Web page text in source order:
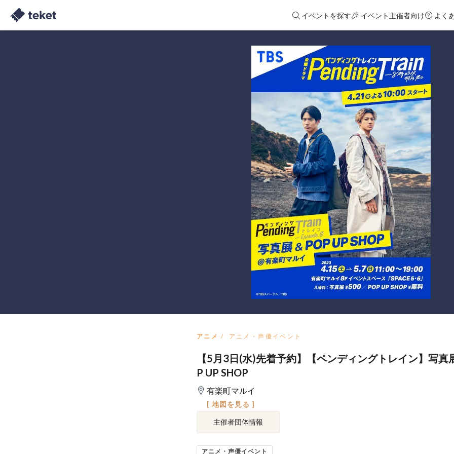
イベントを探す イベント主催者向け よく
アニメ アニメ・声優イベント
【5月3日(水)先着予約】【ペンディングトレイン】写真
P UP SHOP
有楽町マルイ
[ 地図を見る ]
主催者団体情報
アニメ・声優イベント